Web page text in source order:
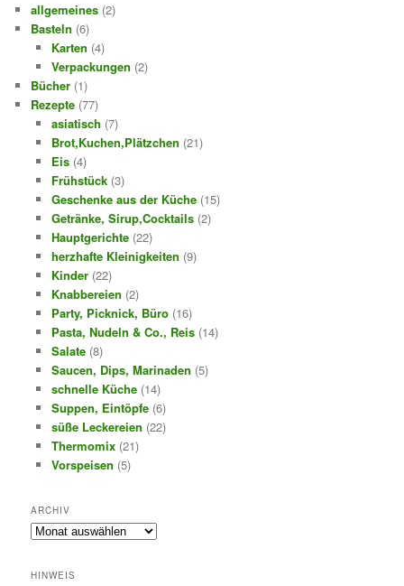
allgemeines (2)
Basteln (6)
Karten (4)
Verpackungen (2)
Bücher (1)
Rezepte (77)
asiatisch (7)
Brot,Kuchen,Plätzchen (21)
Eis(4)
Frühstück(3)
Geschenke aus der Küche(15)
Getränke, Sirup,Cocktails(2)
Hauptgerichte(22)
herzhafte Kleinigkeiten (9)
Kinder(22)
Knabbereien (2)
Party, Picknick, Büro(16)
Pasta, Nudeln & Co., Reis(14)
Salate(8)
Saucen, Dips, Marinaden (5)
schnelle Küche(14)
Suppen, Eintöpfe(6)
süße Leckereien (22)
Thermomix(21)
Vorspeisen (5)
ARCHIV
Archiv
HINWEIS